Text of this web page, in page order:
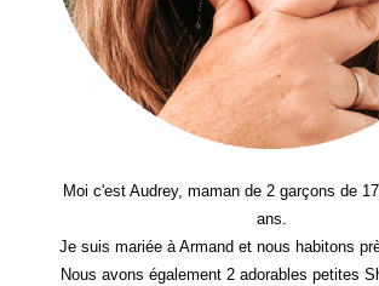
Moi c'est Audrey, maman de 2 garçons de
ans.
Je suis mariée à Armand et nous habitons
Nous avons également 2 adorables petites